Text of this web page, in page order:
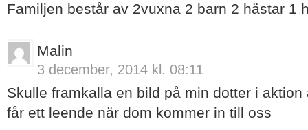
Familjen består av 2vuxna 2 barn 2 hästar 1
Malin
3 december, 2014 kl. 08:11
Skulle framkalla en bild på min dotter i
får ett leende när dom kommer in till oss